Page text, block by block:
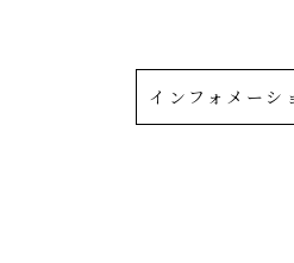
インフォメーシ